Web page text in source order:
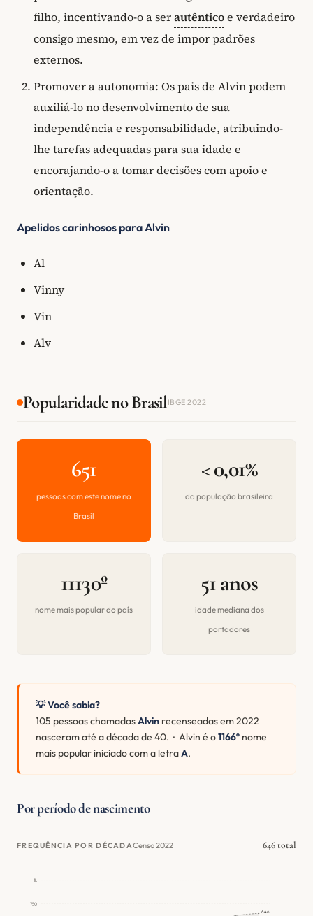
filho, incentivando-o a serautênticoe verdadeiro
consigo mesmo, em vez de impor padrões
externos.
Promover a autonomia: Os pais de Alvin podem
auxiliá-lo no desenvolvimento de sua
independência e responsabilidade, atribuindo-
lhe tarefas adequadas para sua idade e
encorajando-o a tomar decisões com apoio e
orientação.
Apelidos carinhosos para Alvin
Al
Vinny
Vin
Alv
Popularidade no BrasilIBGE 2022
651
pessoas com este nome no
Brasil
< 0,01%
da população brasileira
11130º
nome mais popular do país
51 anos
idade mediana dos
portadores
💡 Você sabia?
105 pessoas chamadasAlvin recenseadas em 2022
nasceram até a década de 40. · Alvin é o1166º nome
mais popular iniciado com a letraA.
Por período de nascimento
FREQUÊNCIA POR DÉCADACenso 2022 646 total
750
1k
646